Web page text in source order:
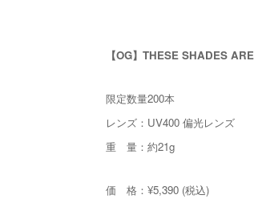
【OG】THESE SHADES
限定数量200本
レンズ：UV400 偏光レンズ
重 量：約21g
価 格：¥5,390 (税込)